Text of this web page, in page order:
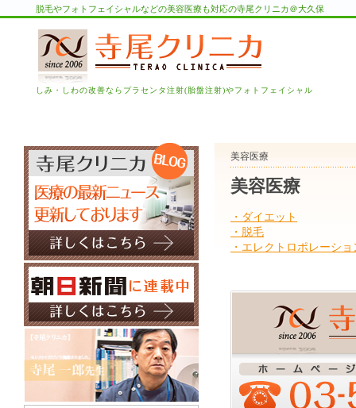
脱毛やフォトフェイシャルなどの美容医療も対応の寺尾クリニカ＠大久保
しみ・しわの改善ならプラセンタ注射(胎盤注射)やフォトフェイシャル
美容医療
美容医療
・ダイエット
・脱毛
・エレクトロポレーショ